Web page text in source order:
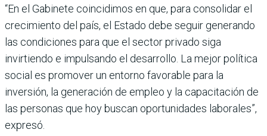
“En el Gabinete coincidimos en que, para consolidar el
cre­cimiento del país, el Estado debe seguir generando
las condiciones para que el sec­tor privado siga
invirtiendo e impulsando el desarrollo. La mejor política
social es promo­ver un entorno favorable para la
inversión, la generación de empleo y la capacitación de
las personas que hoy buscan opor­tunidades laborales”,
expresó.